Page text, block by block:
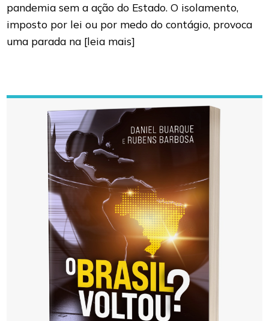
pandemia sem a ação do Estado. O isolamento,
imposto por lei ou por medo do contágio, provoca
uma parada na [leia mais]